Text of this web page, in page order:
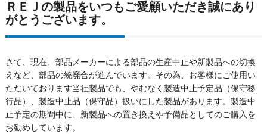
ＲＥＪの製品をいつもご愛顧いただき誠にあり
がとうございます。
さて、現在、部品メーカーによる部品の生産中止や新製品への切換
えなど、部品の統廃合が進んでいます。その為、お客様にご使用い
ただいております当社製品でも、やむなく製造中止予定品（保守移
行品）、製造中止品（保守品）扱いにした製品があります。製造中
止予定の期間中に、新製品への置き換えや予備品としてのご購入を
お勧めしています。